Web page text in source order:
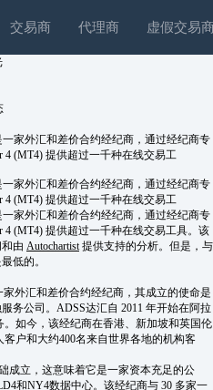
交易商 代理商 虚假交易
家外汇和差价合约经纪商，通过经纪商专
4 (MT4) 提供超过一千种在线交易工
家外汇和差价合约经纪商，通过经纪商专
4 (MT4) 提供超过一千种在线交易工
一家外汇和差价合约经纪商，通过经纪商专
4 (MT4) 提供超过一千种在线交易工具。该
由 Autochartist提供支持的分析。但是，与
低的。
家外汇和差价合约经纪商，其成立的使命是
务公司。ADSS达汇自 2011 年开始在阿拉
如今，该经纪商在香港、新加坡和英国伦
户和大约400名来自世界各地的机构客
成立，这意味着它是一家资本充足的公
和NY4数据中心。该经纪商与 30 多家一